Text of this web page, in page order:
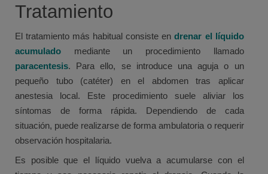
Tratamiento
El tratamiento más habitual consiste endrenar el líquido
acumulado mediante un procedimiento llamado
paracentesis. Para ello, se introduce una aguja o un
pequeño tubo (catéter) en el abdomen tras aplicar
anestesia local. Este procedimiento suele aliviar los
síntomas de forma rápida. Dependiendo de cada
situación, puede realizarse de forma ambulatoria o requerir
observación hospitalaria.
Es posible que el líquido vuelva a acumularse con el